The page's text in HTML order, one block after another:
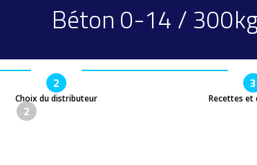
Béton 0-14 /
2
Choix du distributeur
3
Recettes et
2